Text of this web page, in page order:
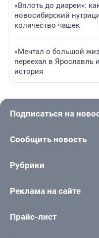
«Вплоть до диареи»:
новосибирский
количество чашек
«Мечтал о большой
переехал в Ярославль
история
Подписаться на
Сообщить новость
Рубрики
Реклама на сайте
Прайс-лист